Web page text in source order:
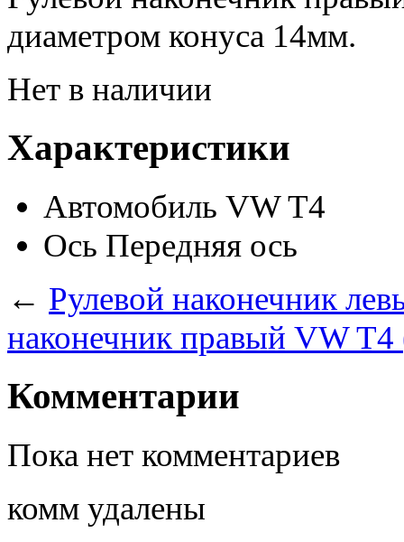
диаметром конуса 14мм.
Нет в наличии
Характеристики
Автомобиль VW T4
Ось Передняя ось
← Рулевой наконечник
наконечник правый VW
Комментарии
Пока нет комментариев
комм удалены